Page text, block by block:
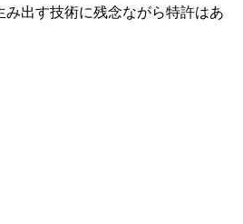
出す技術に残念ながら特許はあ